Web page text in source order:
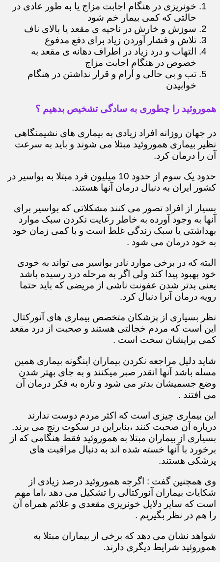
خونریزی در هنگام اجابت مزاج یا به طور عادی در
حالتی که کمی بیمار خم شود
سوزش و خارش در ناحیه ی مقعد یا بالای ناف
تلاش و فشار آوردن زیاد برای دفع مدفوع
التهاب و درد زیاد در اطراف دهانه ی مقعد به
خصوص در هنگام اجابت مزاج
تب و بی حالی و آرام و قرار نداشتن در هنگام
خوابیدن
هموروئید را چطوری به سادگی تشخیص بدهیم ؟
در جهان روزانه افراد زیادی به بیماری های نشیمنگاهی
نظیر بیماری هموروئید مبتلا می شوند و باید به سرعت
آن را درمان کرد.
حدود یک سوم از حدود 10 میلیون فرد مبتلا به بواسیر در
کشور ایران به دنبال درمان آنها هستند.
بسیار از افراد تصور می کنند مشکلاتی که بواسیر برای
آنها به وجود آورده به خاطر رعایت نکردن سبک موارد
بهداشتی یا سبک زندگی غلط است و با کمی زمان خود
به خود درمان می شود .
البته که در برخی موارد نادر بواسیر می تواند به خودی
خود بهبود پیدا کند ولی اگر به مرحله درد رسیده باشد
یعنی بدتر شدن عفونت ناشی از مریضی که باید حتما
رویه درمان آنرا دنبال کرد.
نظر بسیاری از پزشکان متخصص بیماری های آنورکتال
این است که مردم خجالتی هستند و صحبت از درد مقعد
کمی برایشان سخت است .
شاید دلیل مراجعه نکردن بیماران اینگونه بیماری همین
مسله باشد آنها انقدر صبر میکنند و به جای بهتر شدن
وضع جسمیشان بدتر می شود و تازه به فکر درمان آن
می افتند .
این بیماری چیزی است که اکثر مردم دوست ندارند
درباره آن صحبت کنند ،بنابراین در سکوت رنج می برند.
بسیاری از بیماران مبتلا به هموروئید فقط هنگامی که از
برخورد با آنها خسته شده اند به دنبال مراقبت های
پزشکی هستند.
وی همچنین گفت : اگرچه هموروئید درصد زیادی از
شکایات بیماران آنورکتالی را تشکیل می دهد ،اما مهم
است که سایر دلایل خونریزی مقعدی و علائم همراه آن
را هم در نظر بگیریم .
شواهد نشان می دهد که برخی از بیماران مبتلا به
هموروئید شرایط دیگری دارند.